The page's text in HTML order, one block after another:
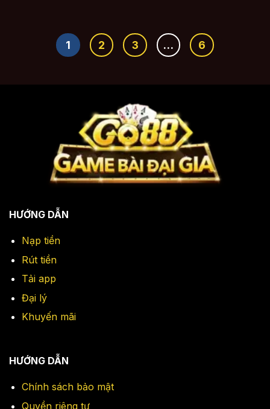
1 2 3 … 6
HƯỚNG DẪN
Nạp tiền
Rút tiền
Tải app
Đại lý
Khuyến mãi
HƯỚNG DẪN
Chính sách bảo mật
Quyền riêng tư